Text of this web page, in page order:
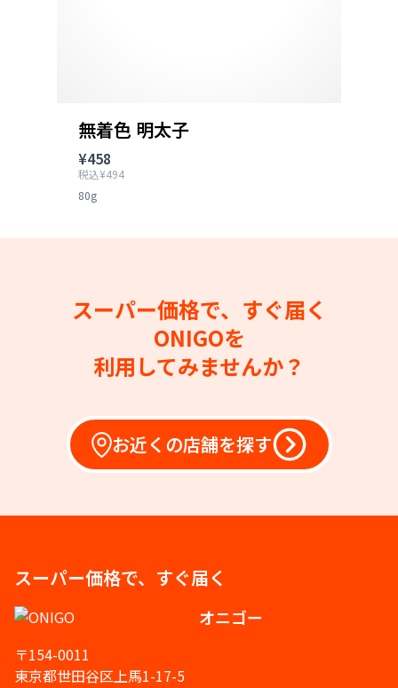
無着色 明太子
¥458
税込¥494
80g
スーパー価格で、すぐ届く
ONIGOを
利用してみませんか？
お近くの店舗を探す
スーパー価格で、すぐ届く
オニゴー
〒154-0011
東京都世田谷区上馬1-17-5